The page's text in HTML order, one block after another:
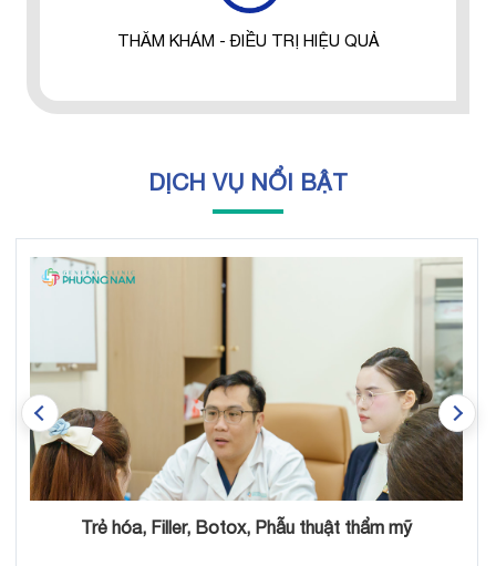
THĂM KHÁM - ĐIỀU TRỊ HIỆU QUẢ
DỊCH VỤ NỔI BẬT
Nội soi tiêu hóa không đau